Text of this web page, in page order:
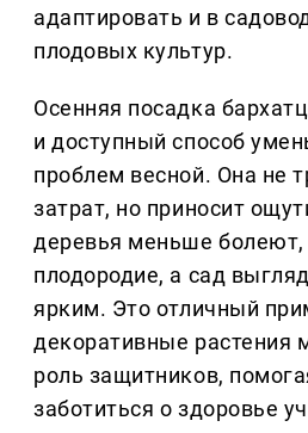
адаптировать и в
плодовых культур.
Осенняя посадка
и доступный способ
проблем весной. Она не
затрат, но приносит
деревья меньше болеют,
плодородие, а сад
ярким. Это отличный
декоративные растения
роль защитников,
заботиться о здоровье